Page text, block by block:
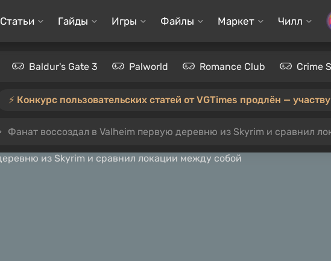
Статьи Гайды Игры Файлы Маркет Чилл
Baldur's Gate 3 Palworld Romance Club Crime
⚡️ Конкурс пользовательских статей от VGTimes продлён —
Фанат воссоздал в Valheim первую деревню из Skyrim и сравнил